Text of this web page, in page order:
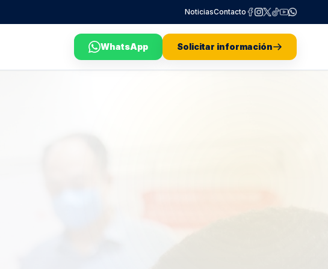
NoticiasContacto
WhatsApp Solicitar información